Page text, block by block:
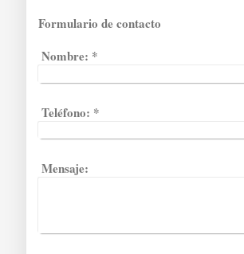
Formulario de contacto
Nombre: *
Teléfono: *
Mensaje: